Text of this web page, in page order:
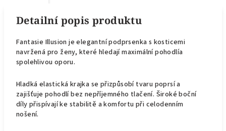
Detailní popis produktu
Fantasie Illusion je elegantní podprsenka s kosticemi
navržená pro ženy, které hledají maximální pohodlía
spolehlivou oporu.
Hladká elastická krajka se přizpůsobí tvaru poprsí a
zajišťuje pohodlí bez nepříjemného tlačení. Široké boční
díly přispívají ke stabilitě a komfortu při celodenním
nošení.